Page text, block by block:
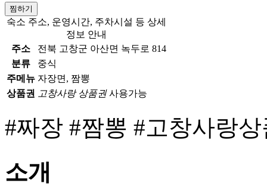
찜하기
숙소 주소, 운영시간, 주차시설 등 상세
정보 안내
주소
전북 고창군 아산면 녹두로 814
분류
중식
주메뉴 자장면, 짬뽕
상품권
고창사랑 상품권사용가능
#짜장 #짬뽕 #고창사랑
소개